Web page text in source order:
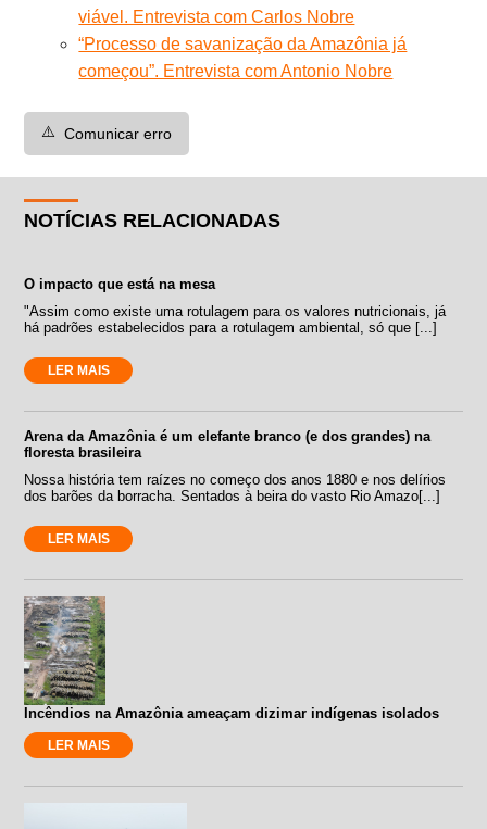
viável. Entrevista com Carlos Nobre
“Processo de savanização da Amazônia já
começou”. Entrevista com Antonio Nobre
⚠️ Comunicar erro
NOTÍCIAS RELACIONADAS
O impacto que está na mesa
"Assim como existe uma rotulagem para os valores nutricionais, já
há padrões estabelecidos para a rotulagem ambiental, só que [...]
LER MAIS
Arena da Amazônia é um elefante branco (e dos grandes) na
floresta brasileira
Nossa história tem raízes no começo dos anos 1880 e nos delírios
dos barões da borracha. Sentados à beira do vasto Rio Amazo[...]
LER MAIS
Incêndios na Amazônia ameaçam dizimar indígenas isolados
LER MAIS